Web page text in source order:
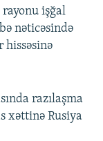
rayonu işğal
nəticəsində
hissəsinə
razılaşma
xəttinə Rusiya